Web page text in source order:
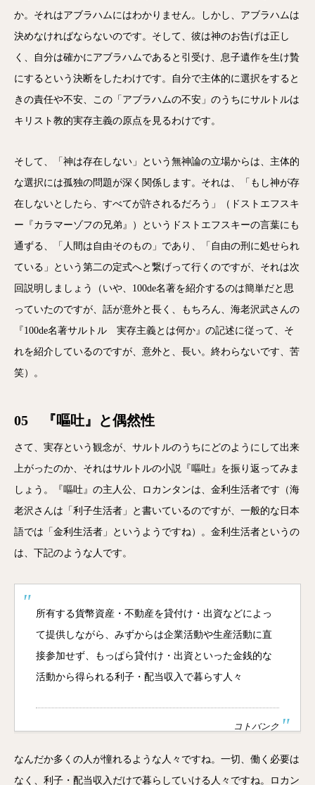
か。それはアブラハムにはわかりません。しかし、アブラハムは
決めなければならないのです。そして、彼は神のお告げは正し
く、自分は確かにアブラハムであると引受け、息子遺作を生け贄
にするという決断をしたわけです。自分で主体的に選択をすると
きの責任や不安、この「アブラハムの不安」のうちにサルトルは
キリスト教的実存主義の原点を見るわけです。
そして、「神は存在しない」という無神論の立場からは、主体的
な選択には孤独の問題が深く関係します。それは、「もし神が存
在しないとしたら、すべてが許されるだろう」（ドストエフスキ
ー『カラマーゾフの兄弟』）というドストエフスキーの言葉にも
通ずる、「人間は自由そのもの」であり、「自由の刑に処せられ
ている」という第二の定式へと繋げって行くのですが、それは次
回説明しましょう（いや、100de名著を紹介するのは簡単だと思
っていたのですが、話が意外と長く、もちろん、海老沢武さんの
『100de名著サルトル 実存主義とは何か』の記述に従って、そ
れを紹介しているのですが、意外と、長い。終わらないです、苦
笑）。
05 『嘔吐』と偶然性
さて、実存という観念が、サルトルのうちにどのようにして出来
上がったのか、それはサルトルの小説『嘔吐』を振り返ってみま
しょう。『嘔吐』の主人公、ロカンタンは、金利生活者です（海
老沢さんは「利子生活者」と書いているのですが、一般的な日本
語では「金利生活者」というようですね）。金利生活者というの
は、下記のような人です。
所有する貨幣資産・不動産を貸付け・出資などによっ
て提供しながら、みずからは企業活動や生産活動に直
接参加せず、もっぱら貸付け・出資といった金銭的な
活動から得られる利子・配当収入で暮らす人々
コトバンク
なんだか多くの人が憧れるような人々ですね。一切、働く必要は
なく、利子・配当収入だけで暮らしていける人々ですね。ロカン